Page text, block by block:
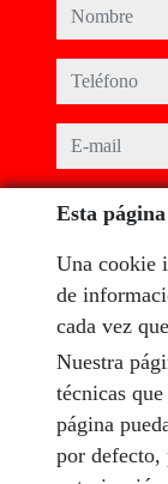
nombre
teléfono
e-mail
privacidad
mensaje
Captcha
Esta
Una cookie
de
cada vez
Nuestra
técnicas
página
por defecto,